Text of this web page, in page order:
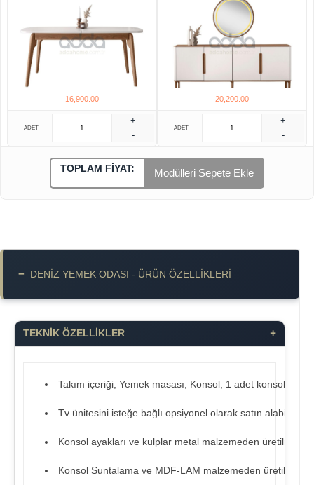
16,900.00
ADET
+
-
20,200.00
ADET
+
-
TOPLAM FIYAT: Modülleri Sepete Ekle
− DENIZ YEMEK ODASI - ÜRÜN ÖZELLIKLERI
TEKNİK ÖZELLİKLER +
Takım içeriği; Yemek masası, Konsol, 1 adet konsol
Tv ünitesini isteğe bağlı opsiyonel olarak satın
Konsol ayakları ve kulplar metal malzemeden üretilmiştir.
Konsol Suntalama ve MDF-LAM malzemeden üretilmiştir.